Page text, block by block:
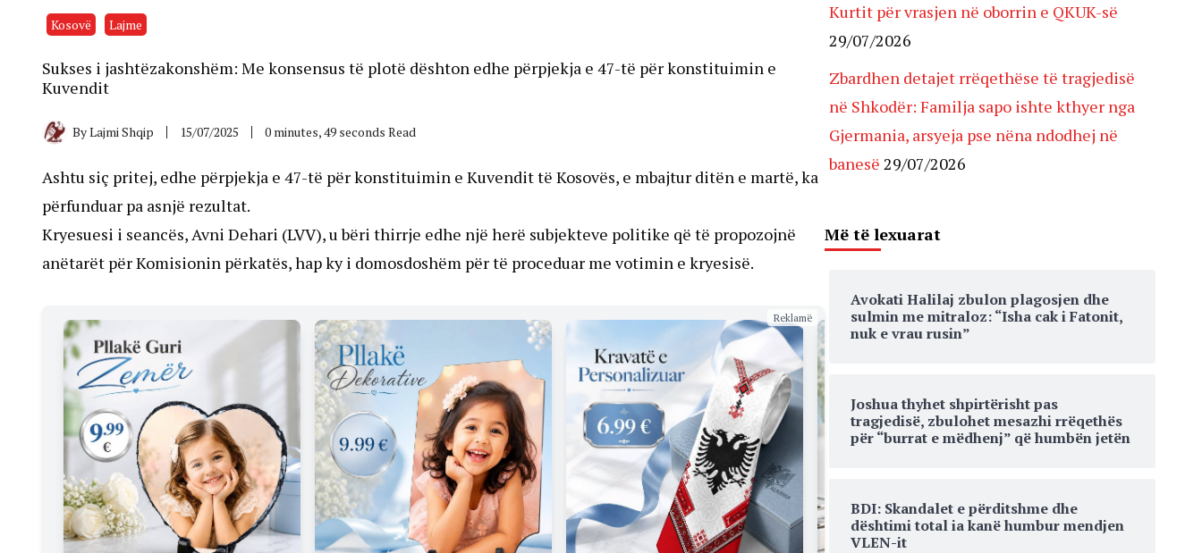
Kosovë Lajme
Sukses i jashtëzakonshëm: Me konsensus të plotë dështon edhe përpjekja e 47-të për konstituimin e
Kuvendit
ByLajmi Shqip 15/07/2025 0 minutes, 49 seconds Read
Ashtu siç pritej, edhe përpjekja e 47-të për konstituimin e Kuvendit të Kosovës, e mbajtur ditën e martë, ka
përfunduar pa asnjë rezultat.
Kryesuesi i seancës, Avni Dehari (LVV), u bëri thirrje edhe një herë subjekteve politike që të propozojnë
anëtarët për Komisionin përkatës, hap ky i domosdoshëm për të proceduar me votimin e kryesisë.
Reklamë
Kurtit për vrasjen në oborrin e QKUK-së
29/07/2026
Zbardhen detajet rrëqethëse të tragjedisë
në Shkodër: Familja sapo ishte kthyer nga
Gjermania, arsyeja pse nëna ndodhej në
banesë 29/07/2026
Më të lexuarat
Avokati Halilaj zbulon plagosjen dhe
sulmin me mitraloz: “Isha cak i Fatonit,
nuk e vrau rusin”
Joshua thyhet shpirtërisht pas
tragjedisë, zbulohet mesazhi rrëqethës
për “burrat e mëdhenj” që humbën jetën
BDI: Skandalet e përditshme dhe
dështimi total ia kanë humbur mendjen
VLEN-it